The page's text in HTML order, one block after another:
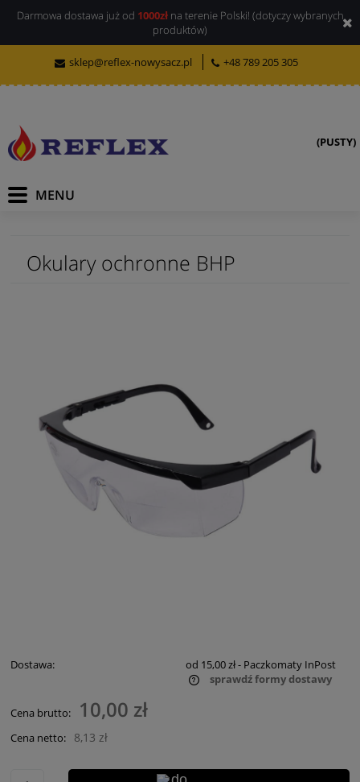
Darmowa dostawa już od 1000złna terenie Polski! (dotyczy wybranych
produktów)
sklep@reflex-nowysacz.pl +48 789 205 305
(PUSTY)
Okulary ochronne BHP
Dostawa: od 15,00 zł- Paczkomaty InPost
sprawdź formy dostawy
Cena brutto: 10,00 zł
Cena netto: 8,13 zł